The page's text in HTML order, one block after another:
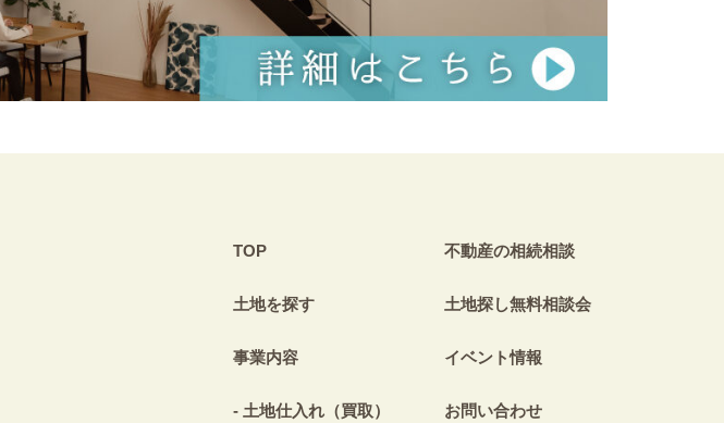
TOP
土地を探す
事業内容
土地仕入れ（買取）
不動産の相続相談
土地探し無料相談会
イベント情報
お問い合わせ